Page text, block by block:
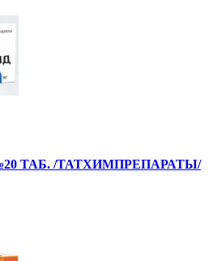
ТАБ. /ТАТХИМПРЕПАРАТЫ/